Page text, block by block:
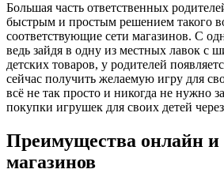
Большая часть ответственных
быстрым и простым решением такого
соответствующие сети магазинов. С
ведь зайдя в одну из местных лавок с
детских товаров, у родителей
сейчас получить желаемую игру для
всё не так просто и никогда не нужно
покупки игрушек для своих детей
Преимущества онлайн
магазинов